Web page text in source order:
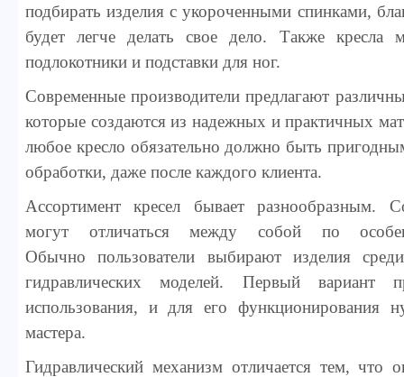
подбирать изделия с укороченными спинками,
будет легче делать свое дело. Также кресла
подлокотники и подставки для ног.
Современные производители предлагают
которые создаются из надежных и практичных
любое кресло обязательно должно быть
обработки, даже после каждого клиента.
Ассортимент кресел бывает разнообразным.
могут отличаться между собой по
Обычно пользователи выбирают изделия
гидравлических моделей. Первый вариант
использования, и для его функционирования
мастера.
Гидравлический механизм отличается тем, что